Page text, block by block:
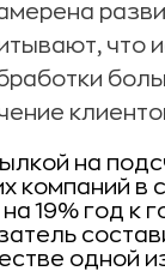
что
на
компаний в
19% год к
одной